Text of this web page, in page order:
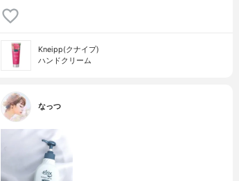
Kneipp(クナイプ)
ハンドクリーム
なっつ